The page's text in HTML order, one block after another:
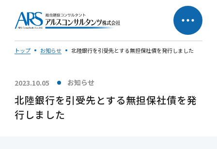
取り組み
社長メッセージ
トップ お知らせ 北陸銀行を引受先とする無担保社債を発行しました
2023.10.05 お知らせ
北陸銀行を引受先とする無担保社債を発
行しました